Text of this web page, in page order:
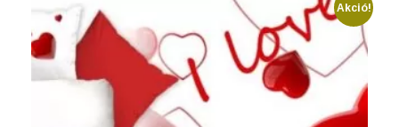
Akció!